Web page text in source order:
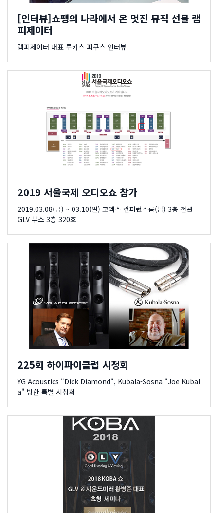
[인터뷰]쇼팽의 나라에서 온 멋진 뮤직 선물 램
피제이터
램피제이터 대표 루카스 피쿠스 인터뷰
2019 서울국제 오디오쇼 참가
2019.03.08(금) ~ 03.10(일) 코엑스 컨퍼런스룸(남) 3층 전관
GLV 부스 3층 320호
225회 하이파이클럽 시청회
YG Acoustics "Dick Diamond", Kubala-Sosna "Joe Kubal
a" 방한 특별 시청회